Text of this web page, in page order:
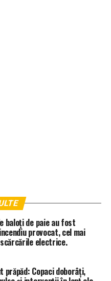
baloți de paie au fost
provocat, cel mai
electrice.
prăpăd: Copaci doborâți,